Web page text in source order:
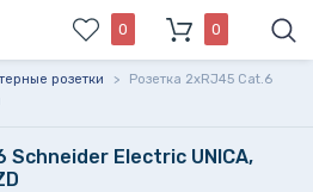
0 0
розетки >
Розетка 2xRJ45 Cat.6
Schneider Electric UNICA,